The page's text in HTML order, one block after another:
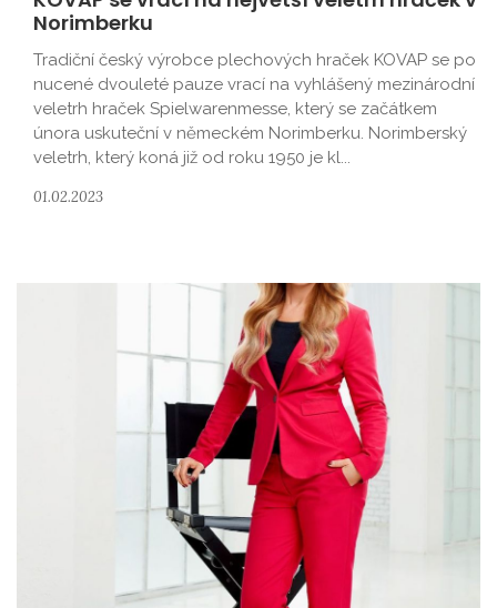
Norimberku
Tradiční český výrobce plechových hraček KOVAP se po
nucené dvouleté pauze vrací na vyhlášený mezinárodní
veletrh hraček Spielwarenmesse, který se začátkem
února uskuteční v německém Norimberku. Norimberský
veletrh, který koná již od roku 1950 je kl...
01.02.2023